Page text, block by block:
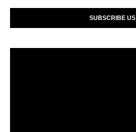
SUBSCRIBE US